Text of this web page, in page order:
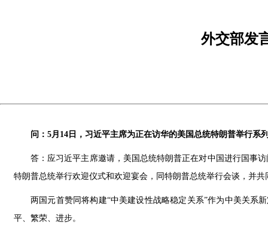
外交部发
问：5月14日，习近平主席为正在访华的美国总统特朗普举行
答：应习近平主席邀请，美国总统特朗普正在对中国进行国事
特朗普总统举行欢迎仪式和欢迎宴会，同特朗普总统举行会谈，并
两国元首赞同将构建“中美建设性战略稳定关系”作为中美关系
平、繁荣、进步。